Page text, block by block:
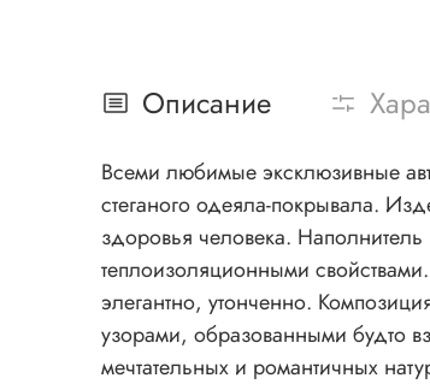
Описание
Всеми любимые эксклюзивные
стеганого одеяла-покрывала. Изделия выполнены из 100% - хлопка не вызывают аллергии и безопасны для
здоровья человека.
теплоизоляционными
элегантно, утонченно.
узорами, образованными будто
мечтательных и романтичных